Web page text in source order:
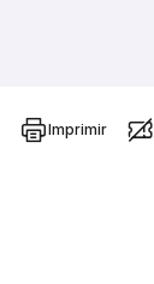
Imprimir